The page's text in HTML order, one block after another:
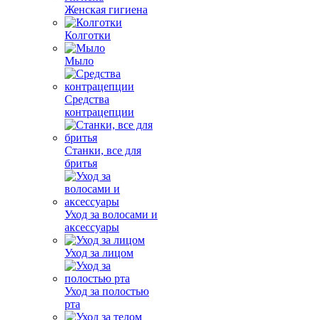
Женская гигиена
Колготки
Мыло
Средства
контрацепции
Станки, все для
бритья
Уход за волосами и
аксессуары
Уход за лицом
Уход за полостью
рта